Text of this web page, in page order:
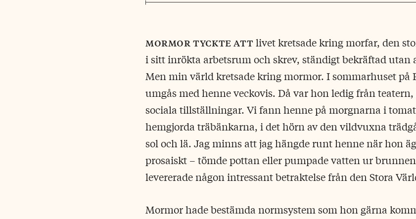
mormor tyckte attlivet kretsade kring morfar, den
i sitt inrökta arbetsrum och skrev, ständigt bekräftad utan
Men min värld kretsade kring mormor. I sommarhuset på
umgås med henne veckovis. Då var hon ledig från
sociala tillställningar. Vi fann henne på morgnarna i
hemgjorda träbänkarna, i det hörn av den vildvuxna
sol och lä. Jag minns att jag hängde runt henne när hon
prosaiskt – tömde pottan eller pumpade vatten ur
levererade någon intressant betraktelse från den Stora
Mormor hade bestämda normsystem som hon gärna